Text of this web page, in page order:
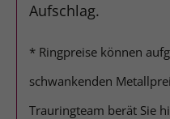
Aufschlag.
* Ringpreise können
schwankenden
Trauringteam berät Sie